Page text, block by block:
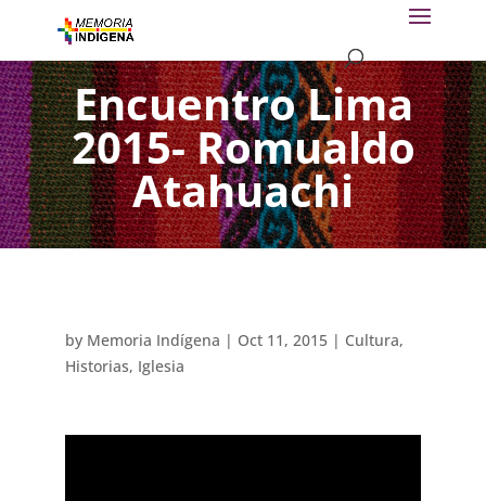
Encuentro Lima
2015- Romualdo
Atahuachi
by Memoria Indígena | Oct 11, 2015| Cultura,
Historias, Iglesia